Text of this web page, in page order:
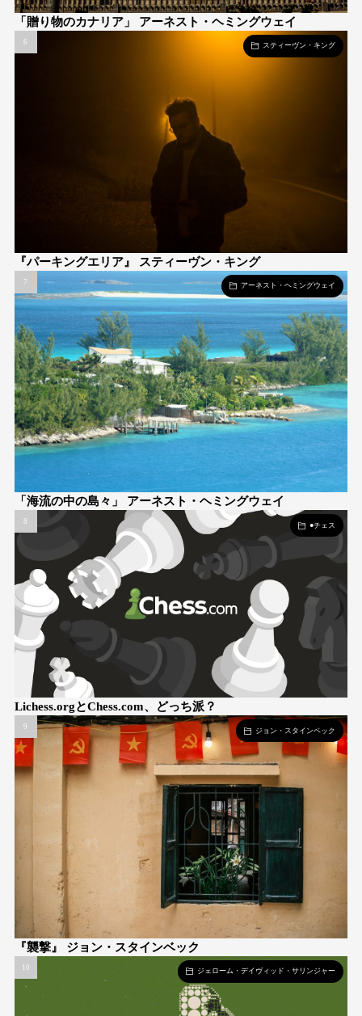
「贈り物のカナリア」 アーネスト・ヘミングウェイ
スティーヴン・キング
『パーキングエリア』 スティーヴン・キング
アーネスト・ヘミングウェイ
「海流の中の島々」 アーネスト・ヘミングウェイ
●チェス
Lichess.orgとChess.com、どっち派？
ジョン・スタインベック
『襲撃』 ジョン・スタインベック
ジェローム・デイヴィッド・サリンジャー